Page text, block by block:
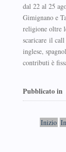
dal 22 al 25
Gimignano e
religione oltre
scaricare il
inglese,
contributi è
Pubblicato in
Inizio